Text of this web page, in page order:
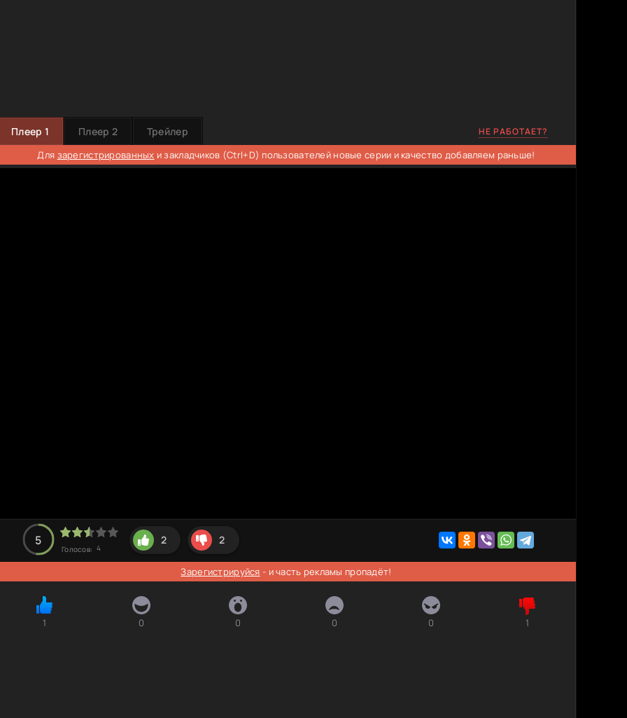
Плеер 1 Плеер 2 Трейлер НЕ РАБОТАЕТ?
Для зарегистрированных и закладчиков (Ctrl+D) пользователей новые серии и качество добавляем раньше!
5
Голосов: 4
2 2
Зарегистрируйся - и часть рекламы пропадёт!
1 0 0 0 0 1